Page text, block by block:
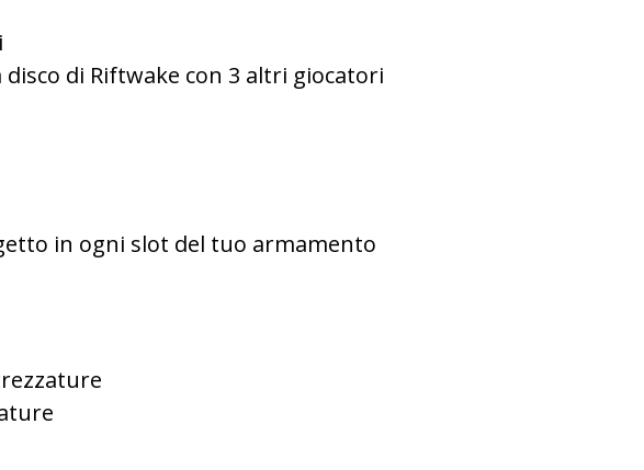
disco di Riftwake con 3 altri giocatori
in ogni slot del tuo armamento